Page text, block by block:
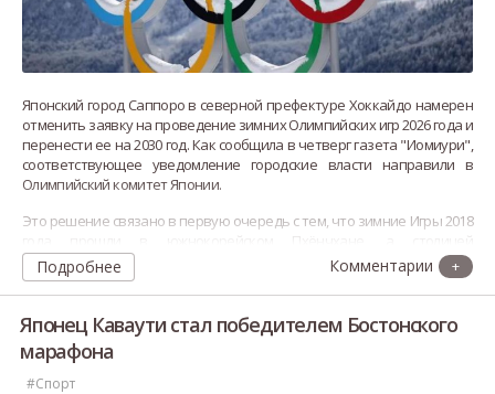
Японский город Саппоро в северной префектуре Хоккайдо намерен
отменить заявку на проведение зимних Олимпийских игр 2026 года и
перенести ее на 2030 год. Как сообщила в четверг газета "Иомиури",
соответствующее уведомление городские власти направили в
Олимпийский комитет Японии.
Это решение связано в первую очередь с тем, что зимние Игры 2018
года прошли в южнокорейском Пхёнчхане, а столицей
Олимпиады-2022 был выбран Пекин. Таким образом, организация
соревнований в азиатс
Подробнее +
Японец Каваути стал победителем Бостонского
марафона
#Спорт